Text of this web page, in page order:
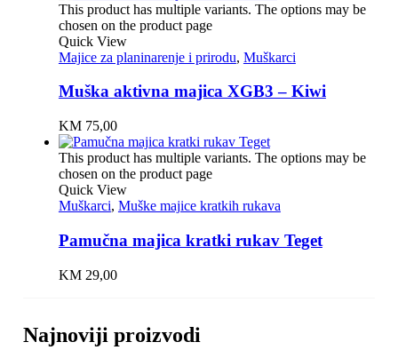
This product has multiple variants. The options may be
chosen on the product page
Quick View
Majice za planinarenje i prirodu, Muškarci
Muška aktivna majica XGB3 – Kiwi
KM75,00
This product has multiple variants. The options may be
chosen on the product page
Quick View
Muškarci, Muške majice kratkih rukava
Pamučna majica kratki rukav Teget
KM29,00
Najnoviji proizvodi